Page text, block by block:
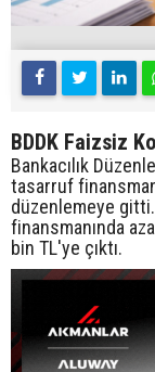
BDDK Faizsiz
Bankacılık
tasarruf
düzenlemeye
finansmanında
bin TL'ye çıktı.